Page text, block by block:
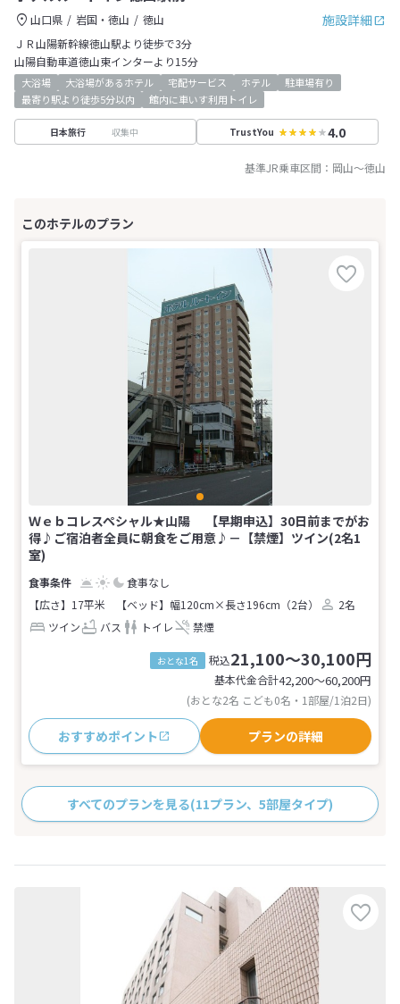
施設詳細
山口県 岩国・徳山
徳山
ＪＲ山陽新幹線徳山駅より徒歩で3分
山陽自動車道徳山東インターより15分
大浴場 大浴場があるホテル 宅配サービス ホテル
駐車場有り
最寄り駅より徒歩5分以内
館内に車いす利用トイレ
日本旅行 収集中 TrustYou 4.0
基準JR乗車区間： 岡山～徳山
Ｗｅｂコレスペシャル★山陽 【早期申込】30日前までがお
得♪ご宿泊者全員に朝食をご用意♪－【禁煙】ツイン(2名1
室)
食事なし
【広さ】17平米
【ベッド】幅120cm×長さ196cm（2台）
2名
ツイン
バス トイレ 禁煙
おとな1名 税込21,100～30,100円
基本代金合計42,200〜60,200円
(おとな2名 こども0名・1部屋/1泊2日)
おすすめポイント プランの詳細
すべてのプランを見る(11プラン、5部屋タイプ)